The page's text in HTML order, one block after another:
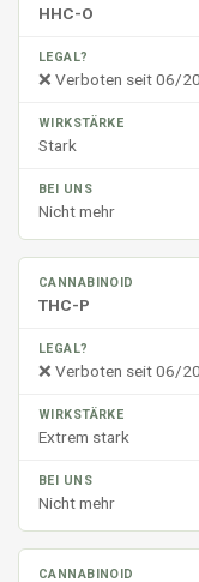
HHC-O
❌ Verboten seit 06/
Stark
Nicht mehr
THC-P
❌ Verboten seit 06/
Extrem stark
Nicht mehr